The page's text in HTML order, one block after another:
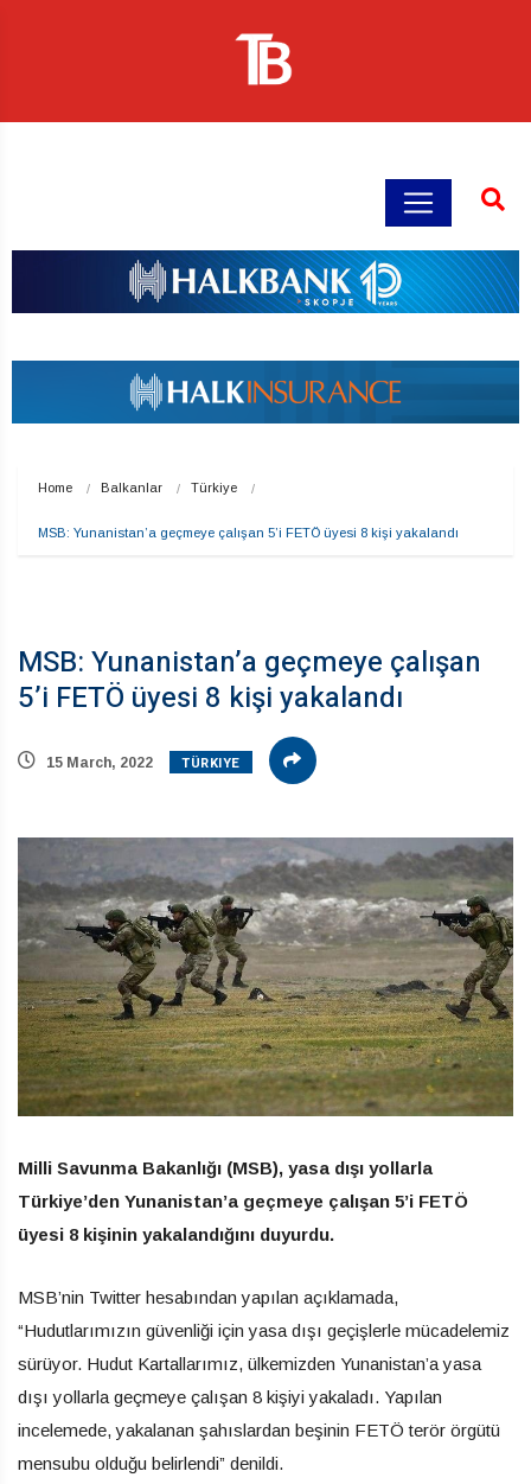
Home Balkanlar Türkiye
MSB: Yunanistan’a geçmeye çalışan 5’i FETÖ üyesi 8 kişi yakalandı
MSB: Yunanistan’a geçmeye çalışan
5’i FETÖ üyesi 8 kişi yakalandı
15 March, 2022 TÜRKIYE
Milli Savunma Bakanlığı (MSB), yasa dışı yollarla
Türkiye’den Yunanistan’a geçmeye çalışan 5’i FETÖ
üyesi 8 kişinin yakalandığını duyurdu.
MSB’nin Twitter hesabından yapılan açıklamada,
“Hudutlarımızın güvenliği için yasa dışı geçişlerle mücadelemiz
sürüyor. Hudut Kartallarımız, ülkemizden Yunanistan’a yasa
dışı yollarla geçmeye çalışan 8 kişiyi yakaladı. Yapılan
incelemede, yakalanan şahıslardan beşinin FETÖ terör örgütü
mensubu olduğu belirlendi” denildi.